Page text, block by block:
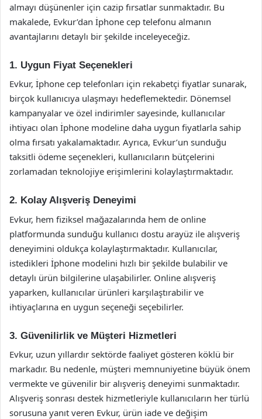
almayı düşünenler için cazip fırsatlar sunmaktadır. Bu
makalede, Evkur’dan İphone cep telefonu almanın
avantajlarını detaylı bir şekilde inceleyeceğiz.
1. Uygun Fiyat Seçenekleri
Evkur, İphone cep telefonları için rekabetçi fiyatlar sunarak,
birçok kullanıcıya ulaşmayı hedeflemektedir. Dönemsel
kampanyalar ve özel indirimler sayesinde, kullanıcılar
ihtiyacı olan İphone modeline daha uygun fiyatlarla sahip
olma fırsatı yakalamaktadır. Ayrıca, Evkur’un sunduğu
taksitli ödeme seçenekleri, kullanıcıların bütçelerini
zorlamadan teknolojiye erişimlerini kolaylaştırmaktadır.
2. Kolay Alışveriş Deneyimi
Evkur, hem fiziksel mağazalarında hem de online
platformunda sunduğu kullanıcı dostu arayüz ile alışveriş
deneyimini oldukça kolaylaştırmaktadır. Kullanıcılar,
istedikleri İphone modelini hızlı bir şekilde bulabilir ve
detaylı ürün bilgilerine ulaşabilirler. Online alışveriş
yaparken, kullanıcılar ürünleri karşılaştırabilir ve
ihtiyaçlarına en uygun seçeneği seçebilirler.
3. Güvenilirlik ve Müşteri Hizmetleri
Evkur, uzun yıllardır sektörde faaliyet gösteren köklü bir
markadır. Bu nedenle, müşteri memnuniyetine büyük önem
vermekte ve güvenilir bir alışveriş deneyimi sunmaktadır.
Alışveriş sonrası destek hizmetleriyle kullanıcıların her türlü
sorusuna yanıt veren Evkur, ürün iade ve değişim